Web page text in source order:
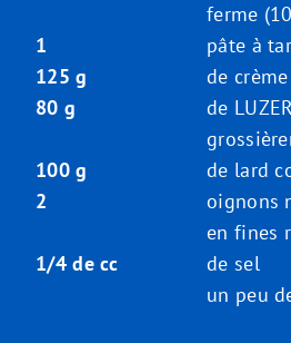
ferme
1
pâte à
125 g
de
80 g
de
100 g
de lard
2
oignons
en fines
1/4 de cc
de sel
un peu